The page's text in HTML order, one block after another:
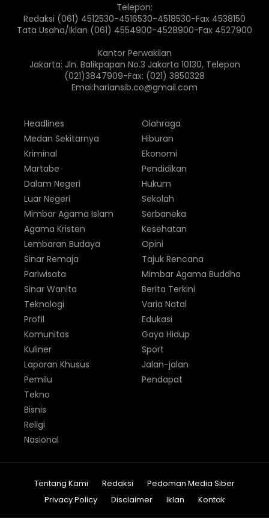
Telepon:
Redaksi (061) 4512530-4516530-4518530-Fax 4538150
Tata Usaha/Iklan (061) 4554900-4528900-Fax 4527900
Kantor Perwakilan
Jakarta: Jln. Balikpapan No.3 Jakarta 10130, Telepon
(021)3847909-Fax: (021) 3850328
Emai:hariansib.co@gmail.com
Headlines
Medan Sekitarnya
Kriminal
Martabe
Dalam Negeri
Luar Negeri
Olahraga
Hiburan
Ekonomi
Pendidikan
Hukum
Sekolah
Mimbar Agama Islam
Agama Kristen
Lembaran Budaya
Sinar Remaja
Pariwisata
Sinar Wanita
Serbaneka
Kesehatan
Opini
Tajuk Rencana
Mimbar Agama Buddha
Berita Terkini
Teknologi
Profil
Komunitas
Kuliner
Laporan Khusus
Pemilu
Varia Natal
Edukasi
Gaya Hidup
Sport
Jalan-jalan
Pendapat
Tekno
Bisnis
Religi
Nasional
Tentang Kami Redaksi
Pedoman Media Siber
Privacy Policy
Disclaimer Iklan Kontak